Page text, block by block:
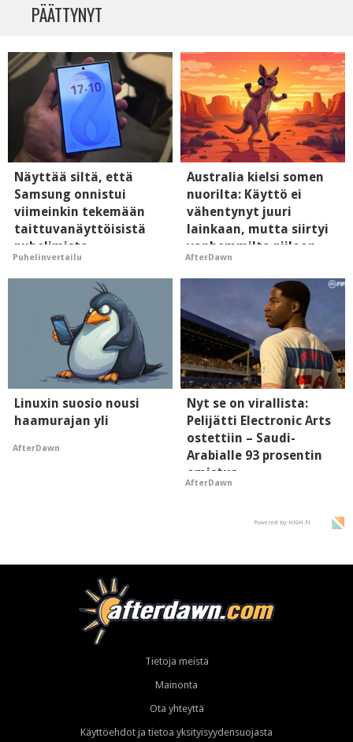
PÄÄTTYNYT
Näyttää siltä, että
Samsung onnistui
viimeinkin tekemään
taittuvanäyttöisistä
puhelimista
supersuosittuja
Puhelinvertailu
Australia kielsi somen
nuorilta: Käyttö ei
vähentynyt juuri
lainkaan, mutta siirtyi
vanhemmilta piiloon
AfterDawn
Linuxin suosio nousi
haamurajan yli
AfterDawn
Nyt se on virallista:
Pelijätti Electronic Arts
ostettiin – Saudi-
Arabialle 93 prosentin
omistus
AfterDawn
Powered by HIGH.FI
Tietoja meistä
Mainonta
Ota yhteyttä
Käyttöehdot ja tietoa yksityisyydensuojasta